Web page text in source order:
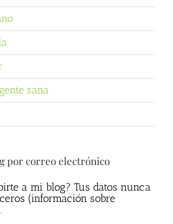
sana
por correo electrónico
a mi blog? Tus datos nunca
(información sobre